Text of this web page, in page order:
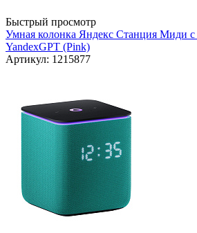
Быстрый просмотр
Умная колонка Яндекс Станция Миди
YandexGPT (Pink)
Артикул: 1215877